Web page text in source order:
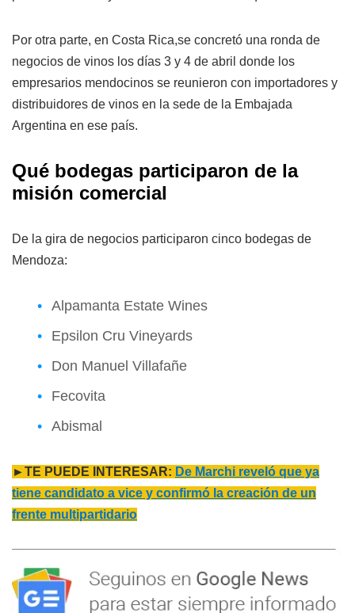
Por otra parte, en Costa Rica,se concretó una ronda de
negocios de vinos los días 3 y 4 de abril donde los
empresarios mendocinos se reunieron con importadores y
distribuidores de vinos en la sede de la Embajada
Argentina en ese país.
Qué bodegas participaron de la
misión comercial
De la gira de negocios participaron cinco bodegas de
Mendoza:
Alpamanta Estate Wines
Epsilon Cru Vineyards
Don Manuel Villafañe
Fecovita
Abismal
►TE PUEDE INTERESAR: De Marchi reveló que ya
tiene candidato a vice y confirmó la creación de un
frente multipartidario